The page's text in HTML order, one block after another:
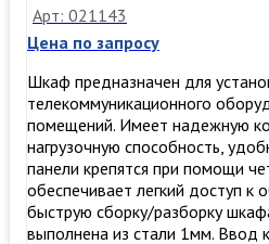
Арт: 021143
Цена по запросу
Шкаф предназначен для
телекоммуникационного
помещений. Имеет надежную
нагрузочную способность,
панели крепятся при помощи
обеспечивает легкий доступ
быструю сборку/разборку
выполнена из стали 1мм. Ввод